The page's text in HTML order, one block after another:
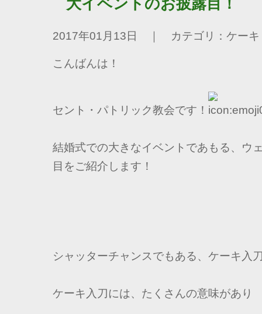
大イベントのお披露目！
2017年01月13日 ｜ カテゴリ：ケーキ
こんばんは！
セント・パトリック教会です！
結婚式での大きなイベントであもる、ウ
目をご紹介します！
シャッターチャンスでもある、ケーキ入
ケーキ入刀には、たくさんの意味があり